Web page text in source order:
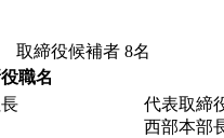
取締役候補者 8名
職名
代表取締
西部本部